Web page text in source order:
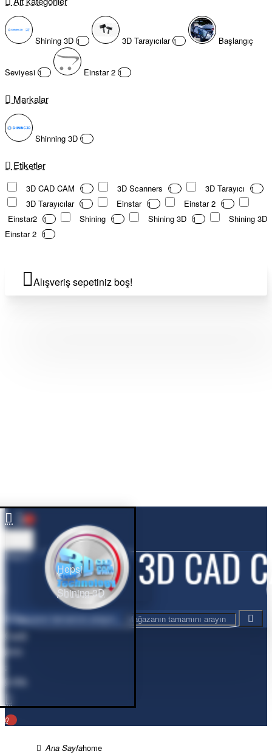
Shining 3D 1 3D Tarayıcılar 1 Başlangıç
Seviyesi 1 Einstar 2 1
Markalar
Shinning 3D 1
Etiketler
3D CAD CAM 1 3D Scanners 1 3D Tarayıcı 1
3D Tarayıcılar 1 Einstar 1 Einstar 2 1
Einstar2 1 Shining 1 Shining 3D 1
Shining 3D
Einstar 2
1
Alışveriş sepetiniz boş!
0
Hepsi
Hepsi
Shining 3D
Mağazanın tamamını arayın...
Cart0
ürün
0,00₺
0
home